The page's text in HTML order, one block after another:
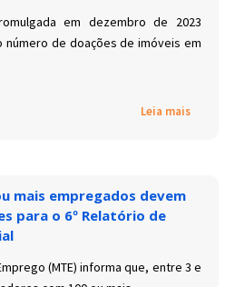
em dezembro de 2023
número de doações de imóveis em
Leia mais
mais empregados devem
para o 6º Relatório de
(MTE) informa que, entre 3 e